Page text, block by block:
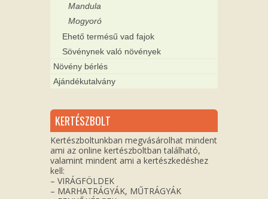
Mandula
Mogyoró
Ehető termésű vad fajok
Sövénynek való növények
Növény bérlés
Ajándékutalvány
KERTÉSZBOLT
Kertészboltunkban megvásárolhat mindent
ami az online kertészboltban található,
valamint mindent ami a kertészkedéshez
kell:
– VIRÁGFÖLDEK
– MARHATRÁGYÁK, MŰTRÁGYÁK